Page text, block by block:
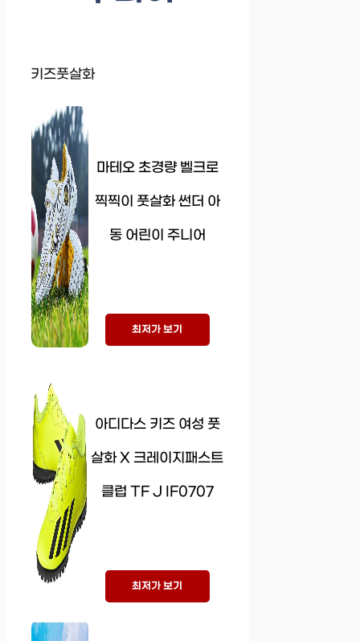
키즈풋살화
마테오 초경량 벨크로
찍찍이 풋살화 썬더 아
동 어린이 주니어
최저가 보기
아디다스 키즈 여성 풋
살화 X 크레이지패스트
클럽 TF J IF0707
최저가 보기